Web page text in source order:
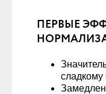
ПЕРВЫЕ